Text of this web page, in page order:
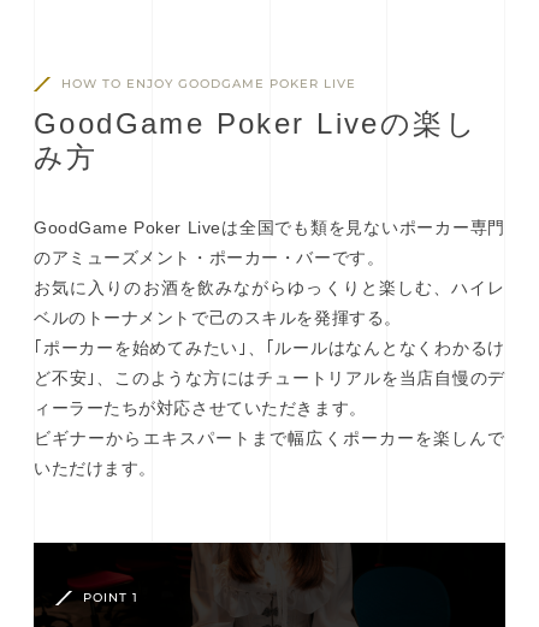
HOW TO ENJOY GOODGAME POKER LIVE
GoodGame Poker Liveの楽 し
み方
GoodGame Poker Liveは全国でも類を見ないポーカー専門
のアミューズメント・ポーカー・バーです。
お気に入りのお酒を飲みながらゆっくりと楽しむ、ハイレ
ベルのトーナメントで己のスキルを発揮する。
｢ポーカーを始めてみたい｣、｢ルールはなんとなくわかるけ
ど不安｣、このような方にはチュートリアルを当店自慢のデ
ィーラーたちが対応させていただきます。
ビギナーからエキスパートまで幅広くポーカーを楽しんで
いただけます。
POINT 1